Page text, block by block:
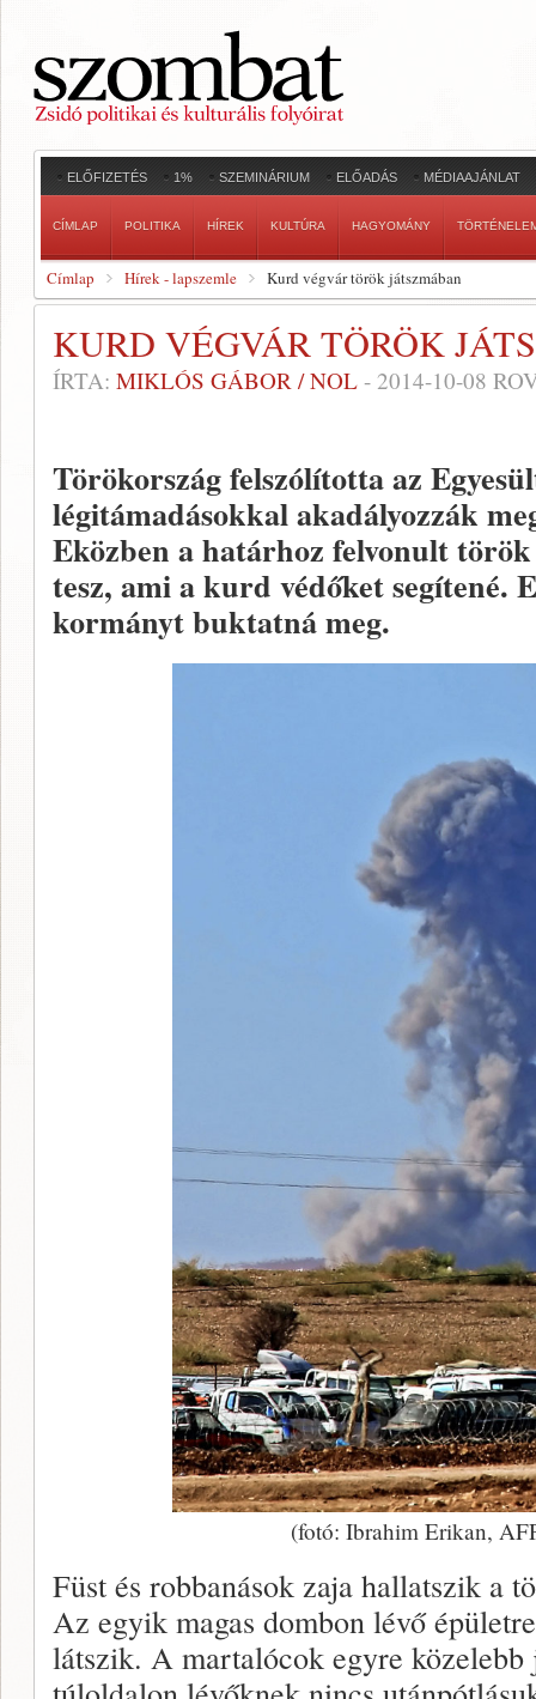
ELŐFIZETÉS 1% SZEMINÁRIUM ELŐADÁS MÉDIAAJÁNLAT
CÍMLAP POLITIKA HÍREK KULTÚRA HAGYOMÁNY
Címlap Hírek - lapszemle Kurd végvár török játszmában
KURD VÉGVÁR TÖRÖK
ÍRTA: MIKLÓS GÁBOR / NOL - 2014-10-08
Törökország felszólította az
légitámadásokkal akadályozzák
Eközben a határhoz felvonult török
tesz, ami a kurd védőket segítené.
kormányt buktatná meg.
(fotó: Ibrahim Erikan,
Füst és robbanások zaja hallatszik a
Az egyik magas dombon lévő
látszik. A martalócok egyre közelebb